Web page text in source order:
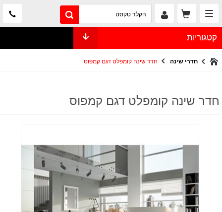
קטגוריות
חדרי שינה חדר שינה קומפלט דגם קמפוס
חדר שינה קומפלט דגם קמפוס